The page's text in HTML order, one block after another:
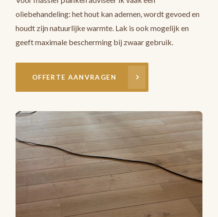
oliebehandeling: het hout kan ademen, wordt gevoed en
houdt zijn natuurlijke warmte. Lak is ook mogelijk en
geeft maximale bescherming bij zwaar gebruik.
OFFERTE AANVRAGEN